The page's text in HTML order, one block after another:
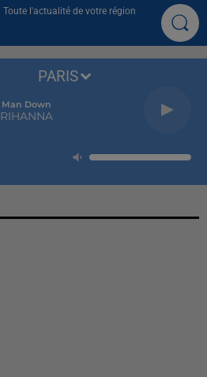
Toute l'actualité de votre région
Man Down
RIHANNA
PARIS